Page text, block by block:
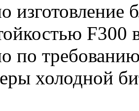
изготовление
F300
по требованию
холодной